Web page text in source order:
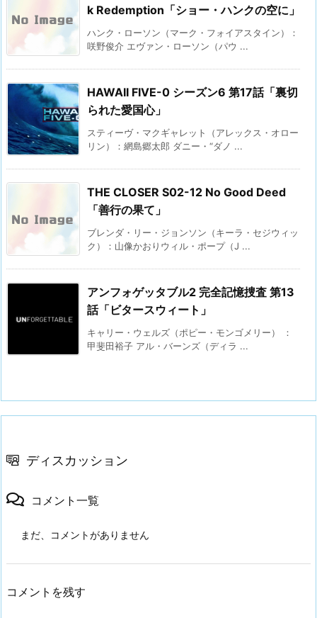
k Redemption「ショー・ハンクの空に」
ハンク・ローソン（マーク・フォイアスタイン）：
咲野俊介 エヴァン・ローソン（パウ ...
HAWAII FIVE-0 シーズン6 第17話「裏切
られた愛国心」
スティーヴ・マクギャレット（アレックス・オロー
リン）：網島郷太郎 ダニー・“ダノ ...
THE CLOSER S02-12 No Good Deed
「善行の果て」
ブレンダ・リー・ジョンソン（キーラ・セジウィッ
ク）：山像かおりウィル・ポープ（J ...
アンフォゲッタブル2 完全記憶捜査 第13
話「ビタースウィート」
キャリー・ウェルズ（ポピー・モンゴメリー） ：
甲斐田裕子 アル・バーンズ（ディラ ...
ディスカッション
コメント一覧
まだ、コメントがありません
コメントを残す